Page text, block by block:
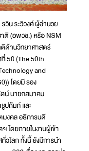
น ระวิวงศ์ ผู้อำนวย
(อพวช.) หรือ NSM
ติด้านวิทยาศาสตร์
ที่ 50 (The 50th
and
โดยมี รอง
น์ นายกสมาคม
ปถัมภ์ และ
งคล อธิการบดี
โดยภายในงานผู้เข้า
วโลก ทั้งนี้ ยังมีการนำ